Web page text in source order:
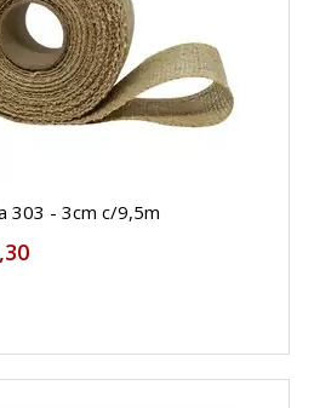
303 - 3cm c/9,5m